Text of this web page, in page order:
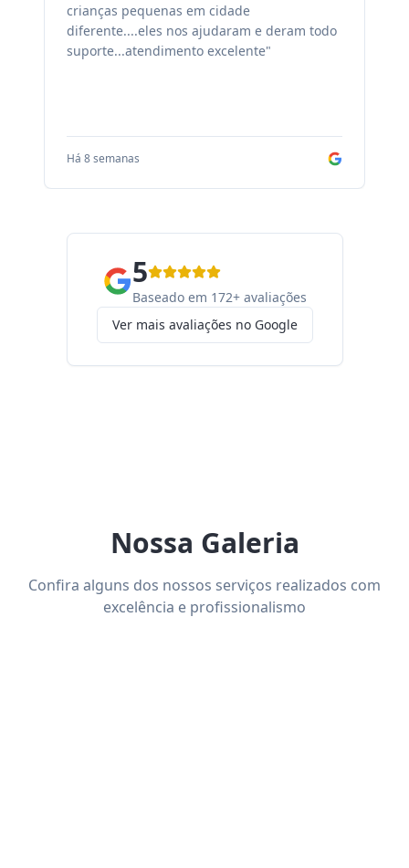
crianças pequenas em cidade
diferente....eles nos ajudaram e deram todo
suporte...atendimento excelente"
Há 8 semanas
5
Baseado em 172+ avaliações
Ver mais avaliações no Google
Nossa Galeria
Confira alguns dos nossos serviços realizados com
excelência e profissionalismo